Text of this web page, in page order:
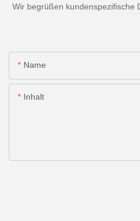
Wir begrüßen kundenspezifische
Name
Inhalt